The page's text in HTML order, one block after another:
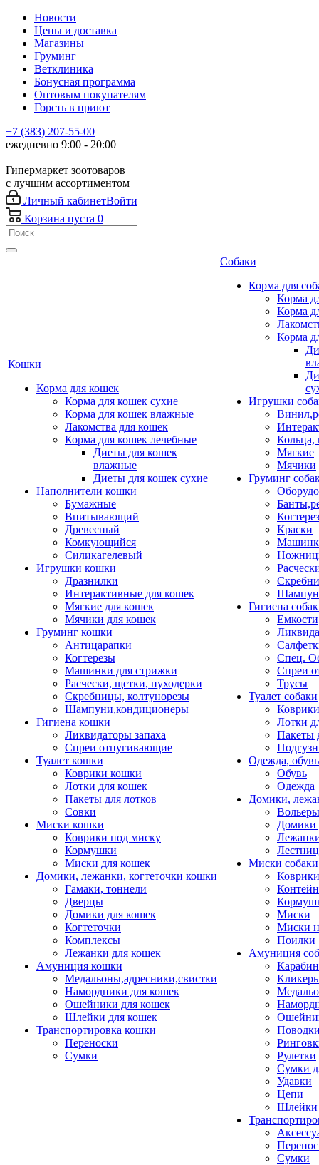
Новости
Цены и доставка
Магазины
Груминг
Ветклиника
Бонусная программа
Оптовым покупателям
Горсть в приют
+7 (383) 207-55-00
ежедневно 9:00 - 20:00
Гипермаркет зоотоваров
с лучшим ассортиментом
Личный кабинетВойти
Корзина пуста 0
Кошки
Корма для кошек
Корма для кошек сухие
Корма для кошек влажные
Лакомства для кошек
Корма для кошек лечебные
Диеты для кошек
влажные
Диеты для кошек сухие
Наполнители кошки
Бумажные
Впитывающий
Древесный
Комкующийся
Силикагелевый
Игрушки кошки
Дразнилки
Интерактивные для кошек
Мягкие для кошек
Мячики для кошек
Груминг кошки
Антицарапки
Когтерезы
Машинки для стрижки
Расчески, щетки, пуходерки
Скребницы, колтунорезы
Шампуни,кондиционеры
Гигиена кошки
Ликвидаторы запаха
Спреи отпугивающие
Туалет кошки
Коврики кошки
Лотки для кошек
Пакеты для лотков
Совки
Миски кошки
Коврики под миску
Кормушки
Миски для кошек
Домики, лежанки, когтеточки кошки
Гамаки, тоннели
Дверцы
Домики для кошек
Когтеточки
Комплексы
Лежанки для кошек
Амуниция кошки
Медальоны,адресники,свистки
Намордники для кошек
Ошейники для кошек
Шлейки для кошек
Транспортировка кошки
Переноски
Сумки
Собаки
Корма для
Корма
Корма
Корма
Игрушки
Кольца,
Мягкие
Мячики
Груминг
Краски
Гигиена
Емкости
Спец.
Спреи
Трусы
Туалет собаки
Коврики
Лотки
Пакеты
Одежда, обувь
Обувь
Одежда
Домики,
Домики
Миски собаки
Миски
Миски
Поилки
Амуниция
Рулетки
Сумки
Удавки
Цепи
Шлейки
Сумки